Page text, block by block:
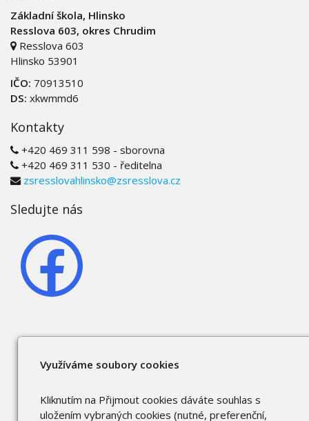
Základní škola, Hlinsko
Resslova 603, okres Chrudim
Resslova 603
Hlinsko 53901
IČO: 70913510
DS: xkwmmd6
Kontakty
+420 469 311 598 - sborovna
+420 469 311 530 - ředitelna
zsresslovahlinsko@zsresslova.cz
Sledujte nás
Využíváme soubory cookies
Kliknutím na Přijmout cookies dáváte souhlas s
uložením vybraných cookies (nutné, preferenční,